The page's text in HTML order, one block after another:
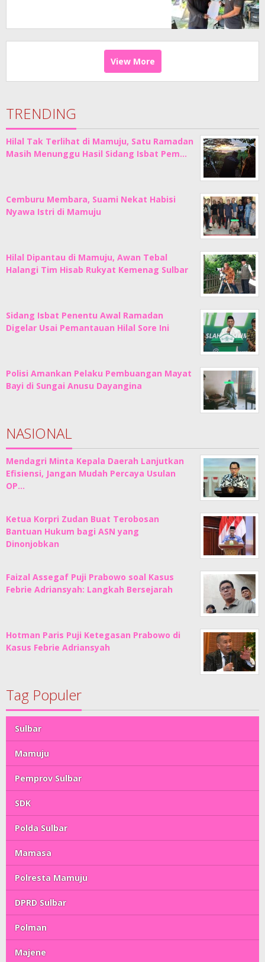
View More
TRENDING
Hilal Tak Terlihat di Mamuju, Satu Ramadan
Masih Menunggu Hasil Sidang Isbat Pem…
Cemburu Membara, Suami Nekat Habisi
Nyawa Istri di Mamuju
Hilal Dipantau di Mamuju, Awan Tebal
Halangi Tim Hisab Rukyat Kemenag Sulbar
Sidang Isbat Penentu Awal Ramadan
Digelar Usai Pemantauan Hilal Sore Ini
Polisi Amankan Pelaku Pembuangan Mayat
Bayi di Sungai Anusu Dayangina
NASIONAL
Mendagri Minta Kepala Daerah Lanjutkan
Efisiensi, Jangan Mudah Percaya Usulan
OP…
Ketua Korpri Zudan Buat Terobosan
Bantuan Hukum bagi ASN yang
Dinonjobkan
Faizal Assegaf Puji Prabowo soal Kasus
Febrie Adriansyah: Langkah Bersejarah
Hotman Paris Puji Ketegasan Prabowo di
Kasus Febrie Adriansyah
Tag Populer
Sulbar
Mamuju
Pemprov Sulbar
SDK
Polda Sulbar
Mamasa
Polresta Mamuju
DPRD Sulbar
Polman
Majene